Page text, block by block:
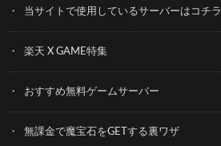
当サイトで使用しているサーバーはコチラ
楽天 X GAME特集
おすすめ無料ゲームサーバー
無課金で魔宝石をGETする裏ワザ